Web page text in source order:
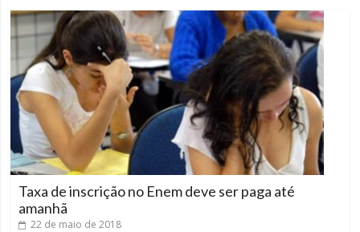
Taxa de inscrição no Enem deve ser paga até
amanhã
22 de maio de 2018